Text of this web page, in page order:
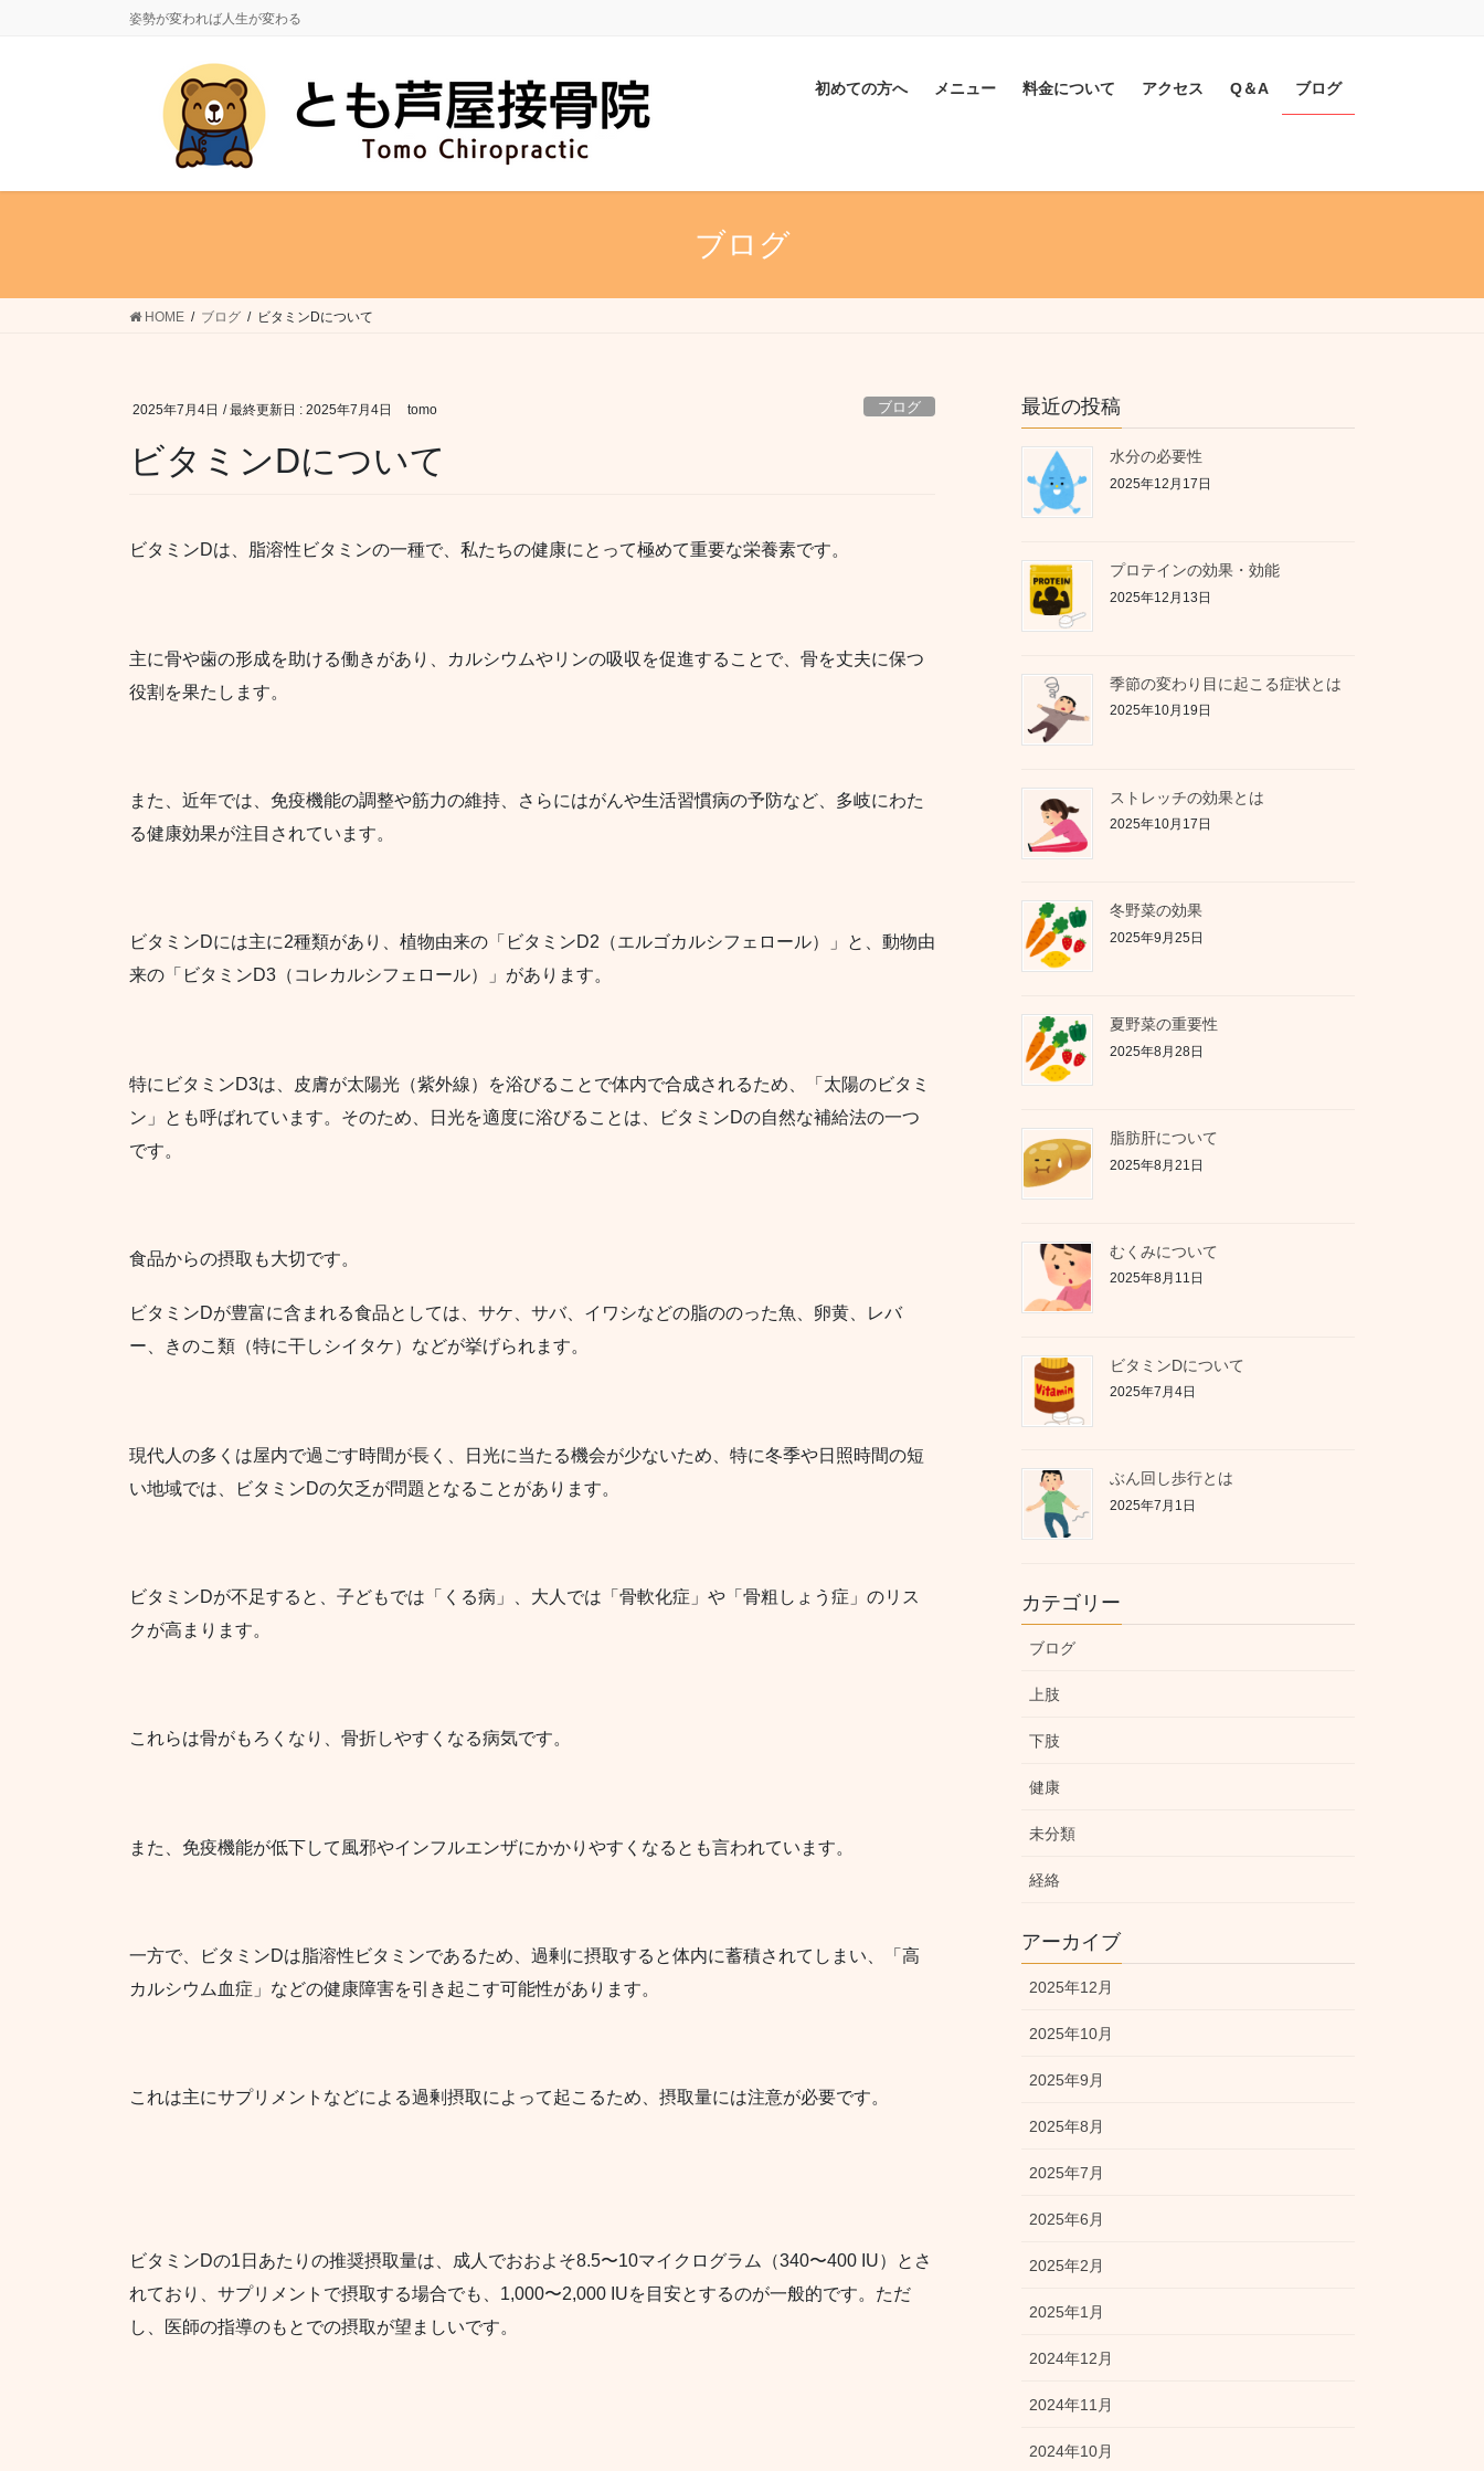
動
に
姿勢が変われば人生が変わる
初めての方へ メニュー 料金について アクセス Q＆A ブログ
ブログ
HOME ブログ ビタミンDについて
2025年7月4日 / 最終更新日 : 2025年7月4日 tomo ブログ
ビタミンDについて
ビタミンDは、脂溶性ビタミンの一種で、私たちの健康にとって極めて重要な栄養素です。
主に骨や歯の形成を助ける働きがあり、カルシウムやリンの吸収を促進することで、骨を丈夫に保つ
役割を果たします。
また、近年では、免疫機能の調整や筋力の維持、さらにはがんや生活習慣病の予防など、多岐にわた
る健康効果が注目されています。
ビタミンDには主に2種類があり、植物由来の「ビタミンD2（エルゴカルシフェロール）」と、動物由
来の「ビタミンD3（コレカルシフェロール）」があります。
特にビタミンD3は、皮膚が太陽光（紫外線）を浴びることで体内で合成されるため、「太陽のビタミ
ン」とも呼ばれています。そのため、日光を適度に浴びることは、ビタミンDの自然な補給法の一つ
です。
食品からの摂取も大切です。
ビタミンDが豊富に含まれる食品としては、サケ、サバ、イワシなどの脂ののった魚、卵黄、レバ
ー、きのこ類（特に干しシイタケ）などが挙げられます。
現代人の多くは屋内で過ごす時間が長く、日光に当たる機会が少ないため、特に冬季や日照時間の短
い地域では、ビタミンDの欠乏が問題となることがあります。
ビタミンDが不足すると、子どもでは「くる病」、大人では「骨軟化症」や「骨粗しょう症」のリス
クが高まります。
これらは骨がもろくなり、骨折しやすくなる病気です。
また、免疫機能が低下して風邪やインフルエンザにかかりやすくなるとも言われています。
一方で、ビタミンDは脂溶性ビタミンであるため、過剰に摂取すると体内に蓄積されてしまい、「高
カルシウム血症」などの健康障害を引き起こす可能性があります。
これは主にサプリメントなどによる過剰摂取によって起こるため、摂取量には注意が必要です。
ビタミンDの1日あたりの推奨摂取量は、成人でおおよそ8.5〜10マイクログラム（340〜400 IU）とさ
れており、サプリメントで摂取する場合でも、1,000〜2,000 IUを目安とするのが一般的です。ただ
し、医師の指導のもとでの摂取が望ましいです。
最近の投稿
水分の必要性
2025年12月17日
プロテインの効果・効能
2025年12月13日
季節の変わり目に起こる症状とは
2025年10月19日
ストレッチの効果とは
2025年10月17日
冬野菜の効果
2025年9月25日
夏野菜の重要性
2025年8月28日
脂肪肝について
2025年8月21日
むくみについて
2025年8月11日
ビタミンDについて
2025年7月4日
ぶん回し歩行とは
2025年7月1日
カテゴリー
ブログ
上肢
下肢
健康
未分類
経絡
アーカイブ
2025年12月
2025年10月
2025年9月
2025年8月
2025年7月
2025年6月
2025年2月
2025年1月
2024年12月
2024年11月
2024年10月